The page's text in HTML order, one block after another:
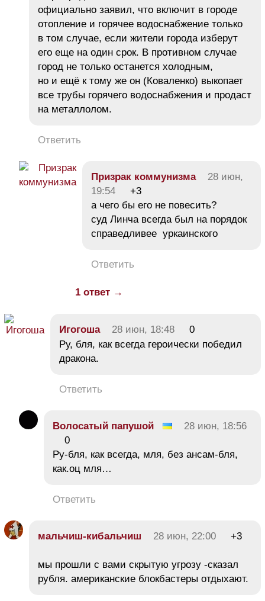
официально заявил, что включит в городе
отопление и горячее водоснабжение только
в том случае, если жители города изберут
его еще на один срок. В противном случае
город не только останется холодным,
но и ещё к тому же он (Коваленко) выкопает
все трубы горячего водоснабжения и продаст
на металлолом.
Ответить
Призрак коммунизма
28 июн,
19:54
+3
а чего бы его не повесить?
суд Линча всегда был на порядок
справедливее уркаинского
Ответить
1 ответ →
Игогоша 28 июн, 18:48
0
Ру, бля, как всегда героически победил
дракона.
Ответить
Волосатый папушой
28 июн, 18:56
0
Ру-бля, как всегда, мля, без ансам-бля,
как.оц мля…
Ответить
мальчиш-кибальчиш 28 июн, 22:00 +3
мы прошли с вами скрытую угрозу -сказал
рубля. американские блокбастеры отдыхают.